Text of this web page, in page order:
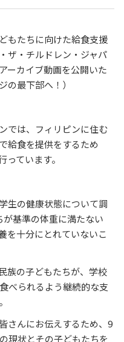
もたちに向けた給食支援
ザ・チルドレン・ジャパ
ーカイブ動画を公開いた
の最下部へ！）
では、フィリピンに住む
給食を提供をするため
ています。
生の健康状態について調
基準の体重に満たない
を十分にとれていないこ
族の子どもたちが、学校
べられるよう継続的な支
さんにお伝えするため、9
現状とその子どもたちを